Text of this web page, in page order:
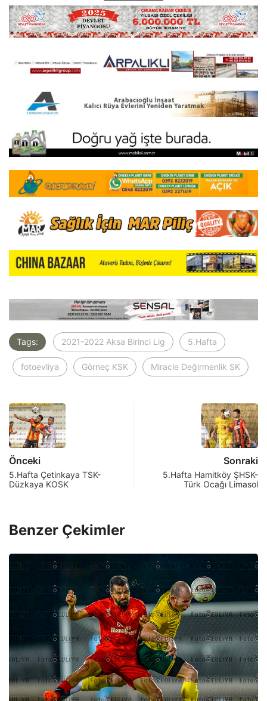
Tags: 2021-2022 Aksa Birinci Lig 5.Hafta
fotoevliya Görneç KSK Miracle Değirmenlik SK
Önceki
5.Hafta Çetinkaya TSK-
Düzkaya KOSK
Sonraki
5.Hafta Hamitköy ŞHSK-
Türk Ocağı Limasol
Benzer Çekimler